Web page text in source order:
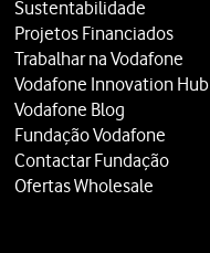
Sustentabilidade
Projetos Financiados
Trabalhar na Vodafone
Vodafone Innovation Hub
Vodafone Blog
Fundação Vodafone
Contactar Fundação
Ofertas Wholesale